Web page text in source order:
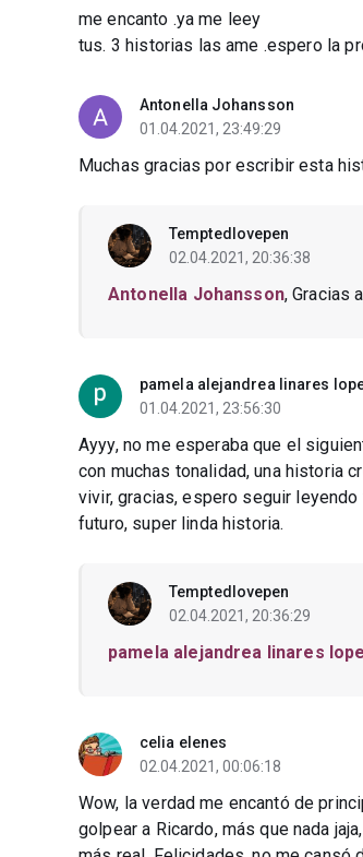
me encanto .ya me leey
tus. 3 historias las ame .espero la
Antonella Johansson
01.04.2021, 23:49:29
Muchas gracias por escribir esta
Temptedlovepen
02.04.2021, 20:36:38
Antonella Johansson, Gracias
pamela alejandrea linares
01.04.2021, 23:56:30
Ayyy, no me esperaba que el
con muchas tonalidad, una historia
vivir, gracias, espero seguir
futuro, super linda historia.
Temptedlovepen
02.04.2021, 20:36:29
pamela alejandrea linares
celia elenes
02.04.2021, 00:06:18
Wow, la verdad me encantó de
golpear a Ricardo, más que nada